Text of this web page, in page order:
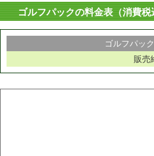
ゴルフパックの料金表（消費税
ゴルフパッ
販売